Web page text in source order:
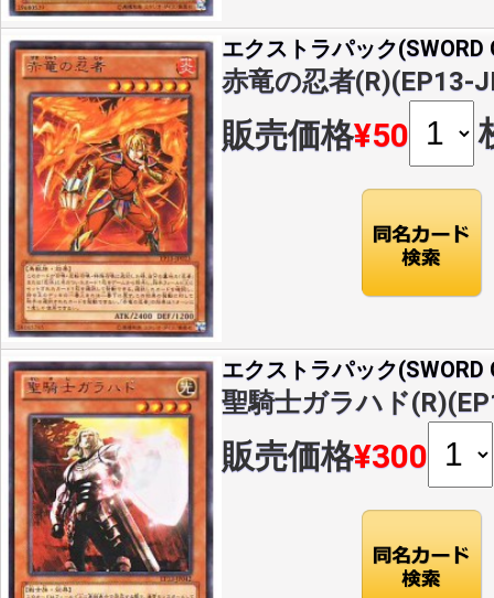
エクストラパック(SWORD
赤竜の忍者(R)(EP13-
販売価格¥50
エクストラパック(SWORD
聖騎士ガラハド
販売価格¥300